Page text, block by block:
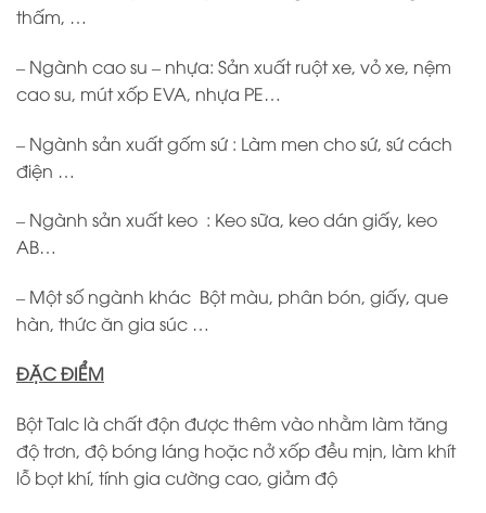
thấm, …
– Ngành cao su – nhựa: Sản xuất ruột xe, vỏ xe, nệm
cao su, mút xốp EVA, nhựa PE…
– Ngành sản xuất gốm sứ : Làm men cho sứ, sứ cách
điện …
– Ngành sản xuất keo : Keo sữa, keo dán giấy, keo
AB…
– Một số ngành khác Bột màu, phân bón, giấy, que
hàn, thức ăn gia súc …
ĐẶC ĐIỂM
Bột Talc là chất độn được thêm vào nhằm làm tăng
độ trơn, độ bóng láng hoặc nở xốp đều mịn, làm khít
lỗ bọt khí, tính gia cường cao, giảm độ